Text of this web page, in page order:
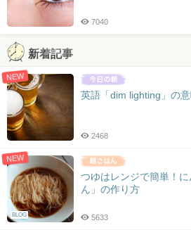
7040
新着記事
NEW
英語「dim lighting」の
2468
NEW
BLOG
つゆはレンジで簡単！
ん」の作り方
5633